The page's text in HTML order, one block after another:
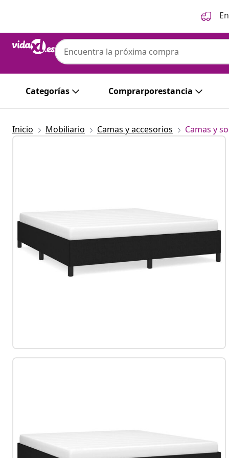
Categorías Comprarporestancia
Inicio Mobiliario Camas y accesorios Camas y